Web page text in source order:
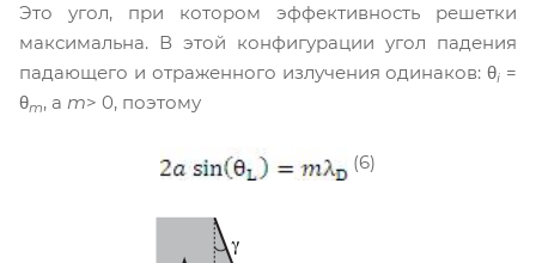
Это угол, при котором эффективность решетки
максимальна. В этой конфигурации угол падения
падающего и отраженного излучения одинаков: θi =
θm, а m> 0, поэтому
(6)